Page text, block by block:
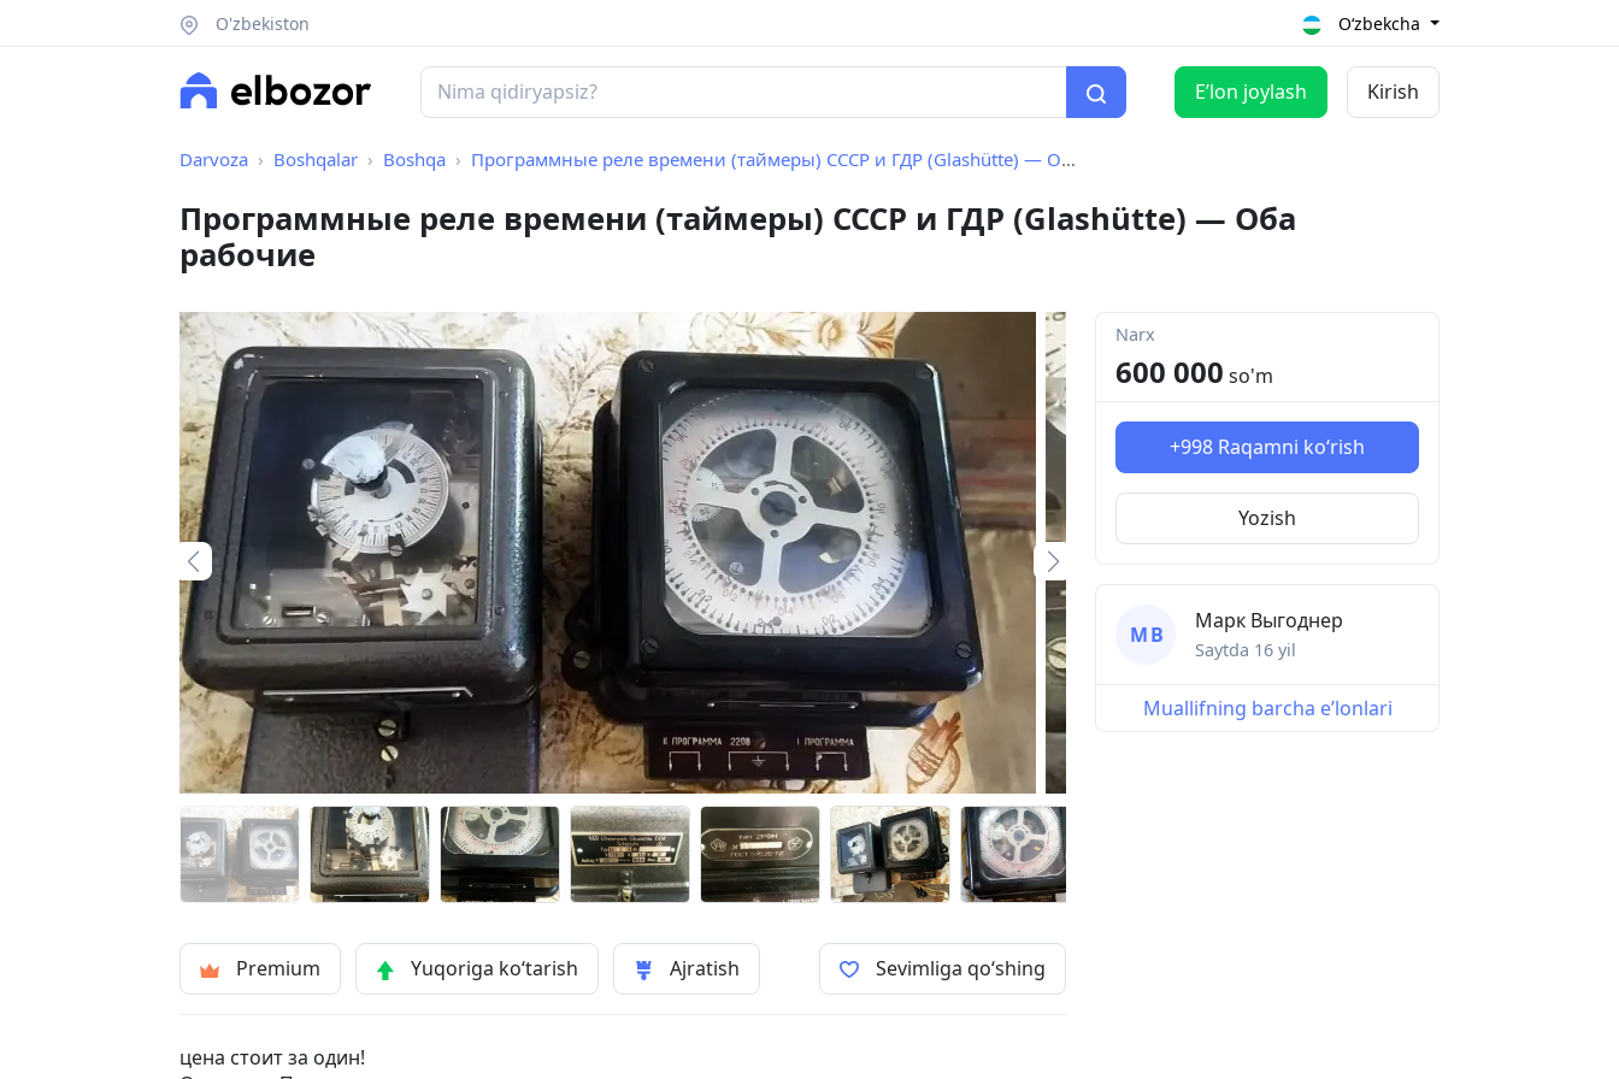
O'zbekiston O‘zbekcha
Eʼlon joylash Kirish
Darvoza Boshqalar Boshqa Программные реле времени (таймеры) СССР и ГДР (Glashütte) — Оба рабочие
Программные реле времени (таймеры) СССР и ГДР (Glashütte) — Оба
рабочие
Premium Yuqoriga ko‘tarish Ajratish Sevimliga qo‘shing
цена стоит за один!
Narx
600 000 so'm
+998 Raqamni ko‘rish
Yozish
М В
Марк Выгоднер
Saytda 16 yil
Muallifning barcha eʼlonlari